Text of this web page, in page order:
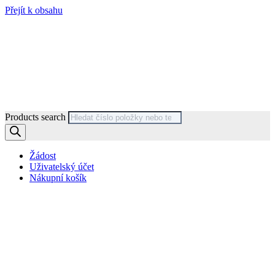
Přejít k obsahu
Products search
Žádost
Uživatelský účet
Nákupní košík